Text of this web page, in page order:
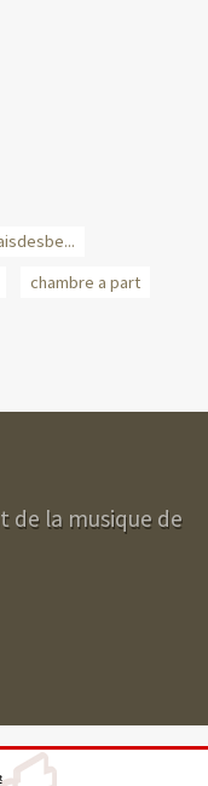
chambre a part
de la musique de